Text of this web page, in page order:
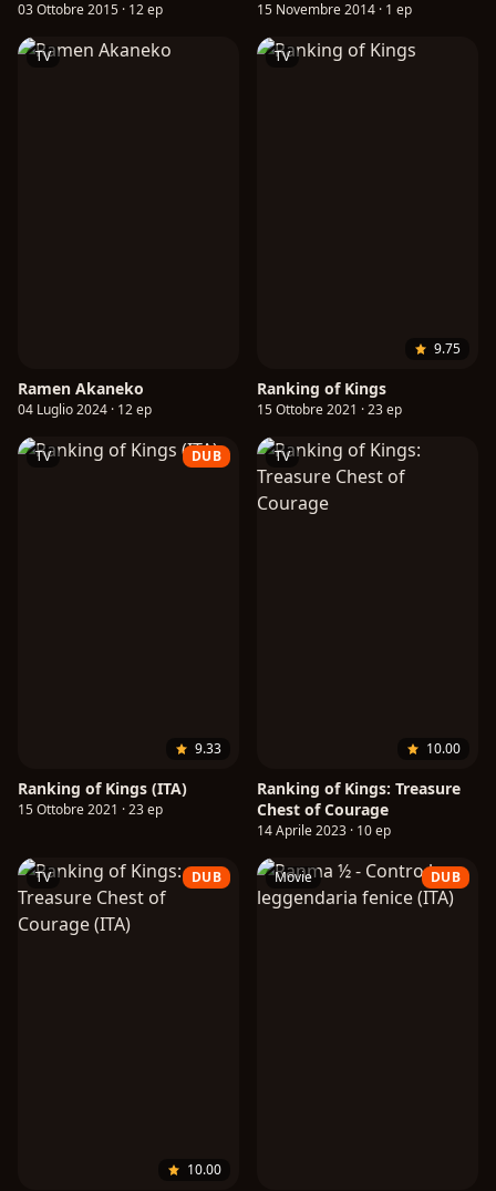
03 Ottobre 2015 · 12 ep 15 Novembre 2014 · 1 ep
TV
Ramen Akaneko
04 Luglio 2024 · 12 ep
TV
9.75
Ranking of Kings
15 Ottobre 2021 · 23 ep
TV DUB
9.33
Ranking of Kings (ITA)
15 Ottobre 2021 · 23 ep
TV
10.00
Ranking of Kings: Treasure
Chest of Courage
14 Aprile 2023 · 10 ep
TV DUB
10.00
Movie DUB